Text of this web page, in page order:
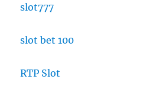
slot777
slot bet 100
RTP Slot